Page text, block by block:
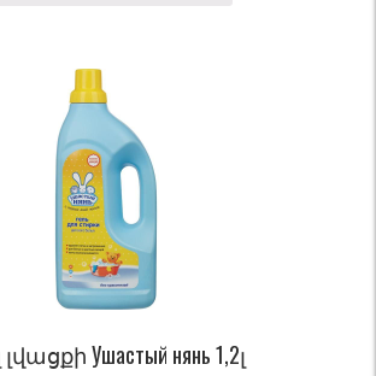
Ушастый нянь 1,2լ